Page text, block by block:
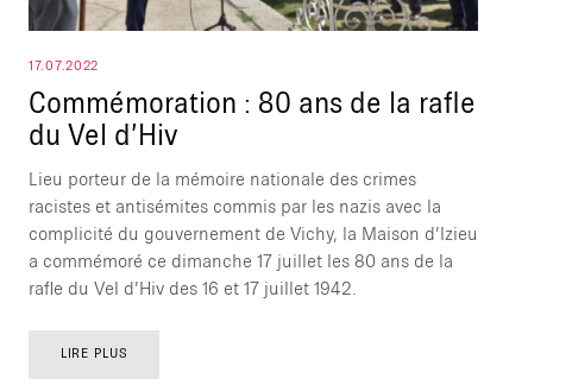
17.07.2022
Commémoration : 80 ans de la rafle
du Vel d’Hiv
Lieu porteur de la mémoire nationale des crimes
racistes et antisémites commis par les nazis avec la
complicité du gouvernement de Vichy, la Maison d’Izieu
a commémoré ce dimanche 17 juillet les 80 ans de la
rafle du Vel d’Hiv des 16 et 17 juillet 1942.
LIRE PLUS